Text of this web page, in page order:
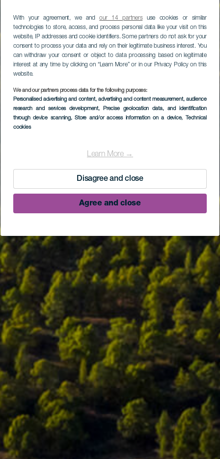
With your agreement, we andour 14 partnersuse cookies or similar
technologies to store, access, and process personal data like your visit on this
website, IP addresses and cookie identifiers. Some partners do not ask for your
consent to process your data and rely on their legitimate business interest. You
can withdraw your consent or object to data processing based on legitimate
interest at any time by clicking on “Learn More” or in our Privacy Policy on this
website.
We and our partners process data for the following purposes:
Personalised advertising and content, advertising and content measurement, audience
research and services development, Precise geolocation data, and identification
through device scanning, Store and/or access information on a device, Technical
cookies
Learn More →
Disagree and close
Agree and close